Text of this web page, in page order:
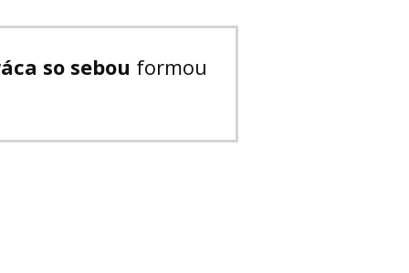
so sebou formou